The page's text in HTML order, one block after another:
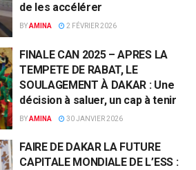
de les accélérer
BYAMINA 2 FÉVRIER 2026
FINALE CAN 2025 – APRES LA
TEMPETE DE RABAT, LE
SOULAGEMENT À DAKAR : Une
décision à saluer, un cap à tenir
BYAMINA 30 JANVIER 2026
FAIRE DE DAKAR LA FUTURE
CAPITALE MONDIALE DE L’ESS :